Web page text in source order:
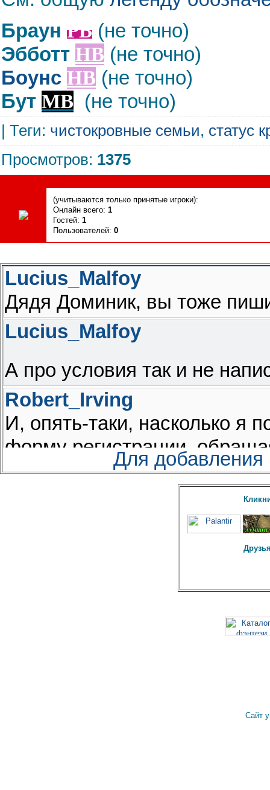
Браун PB (не точно)
Эбботт HB (не точно)
Боунс HB (не точно)
Бут MB (не точно)
| Теги: чистокровные семьи, статус
Просмотров: 1375
(учитываются только принятые игроки):
Онлайн всего: 1
Гостей: 1
Пользователей: 0
Для добавления
Сайт